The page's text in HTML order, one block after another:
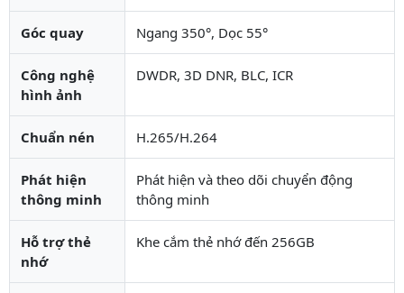
Góc quay Ngang 350°, Dọc 55°
Công nghệ
hình ảnh
DWDR, 3D DNR, BLC, ICR
Chuẩn nén H.265/H.264
Phát hiện
thông minh
Phát hiện và theo dõi chuyển động
thông minh
Hỗ trợ thẻ
nhớ
Khe cắm thẻ nhớ đến 256GB